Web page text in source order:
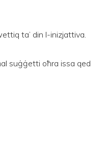
ta’ din l-inizjattiva.
suġġetti oħra issa qed